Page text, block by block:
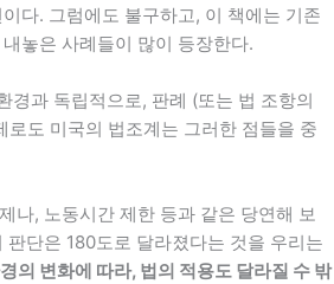
다. 그럼에도 불구하고, 이 책에는 기존
놓은 사례들이 많이 등장한다.
경과 독립적으로, 판례 (또는 법 조항의
도 미국의 법조계는 그러한 점들을 중
나, 노동시간 제한 등과 같은 당연해 보
단은 180도로 달라졌다는 것을 우리는
의 변화에 따라, 법의 적용도 달라질 수 밖